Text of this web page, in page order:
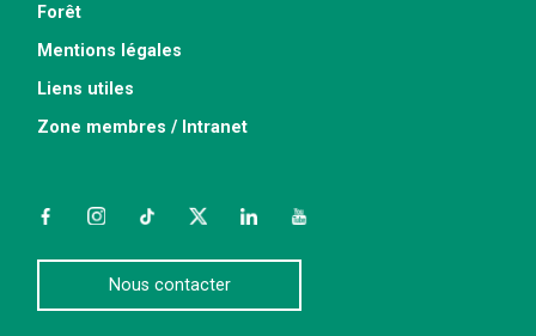
Forêt
Mentions légales
Liens utiles
Zone membres / Intranet
FacebookInstagramTikTokTwitterLinkedInYouTube
Nous contacter